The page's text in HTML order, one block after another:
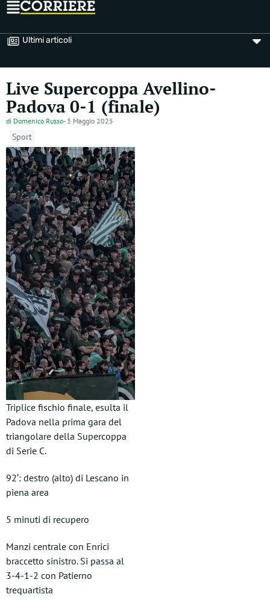
Ultimi articoli
Live Supercoppa Avellino-
Padova 0-1 (finale)
di Domenico Russo- 3 Maggio 2025
Sport
Triplice fischio finale, esulta il
Padova nella prima gara del
triangolare della Supercoppa
di Serie C.
92′: destro (alto) di Lescano in
piena area
5 minuti di recupero
Manzi centrale con Enrici
braccetto sinistro. Si passa al
3-4-1-2 con Patierno
trequartista